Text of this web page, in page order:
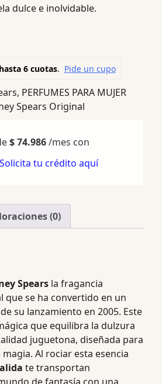
dulce e inolvidable.
, PERFUMES PARA MUJER
Spears Original
$74.986/mes con
Solicita tu crédito aquí
(0)
Spears la fragancia
que se ha convertido en un
su lanzamiento en 2005. Este
que equilibra la dulzura
juguetona, diseñada para
Al rociar esta esencia
te transportan